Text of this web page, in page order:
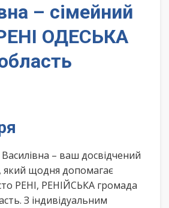
– сімейний
ОДЕСЬКА
Василівна – ваш досвідчений
який щодня допомагає
РЕНІ, РЕНІЙСЬКА громада
З індивідуальним